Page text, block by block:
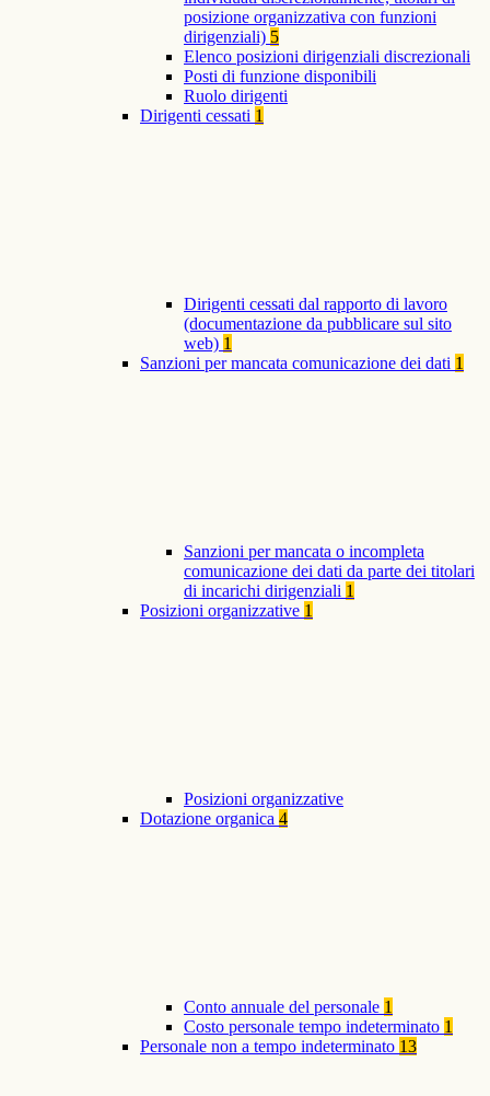
posizione organizzativa con funzioni
dirigenziali) 5
Elenco posizioni dirigenziali discrezionali
Posti di funzione disponibili
Ruolo dirigenti
Dirigenti cessati 1
Dirigenti cessati dal rapporto di lavoro
(documentazione da pubblicare sul sito
web) 1
Sanzioni per mancata comunicazione dei dati 1
Sanzioni per mancata o incompleta
comunicazione dei dati da parte dei titolari
di incarichi dirigenziali 1
Posizioni organizzative 1
Posizioni organizzative
Dotazione organica 4
Conto annuale del personale 1
Costo personale tempo indeterminato 1
Personale non a tempo indeterminato 13